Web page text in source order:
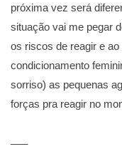
próxima vez será
situação vai me pegar
os riscos de reagir e
condicionamento
sorriso) as pequenas
forças pra reagir no